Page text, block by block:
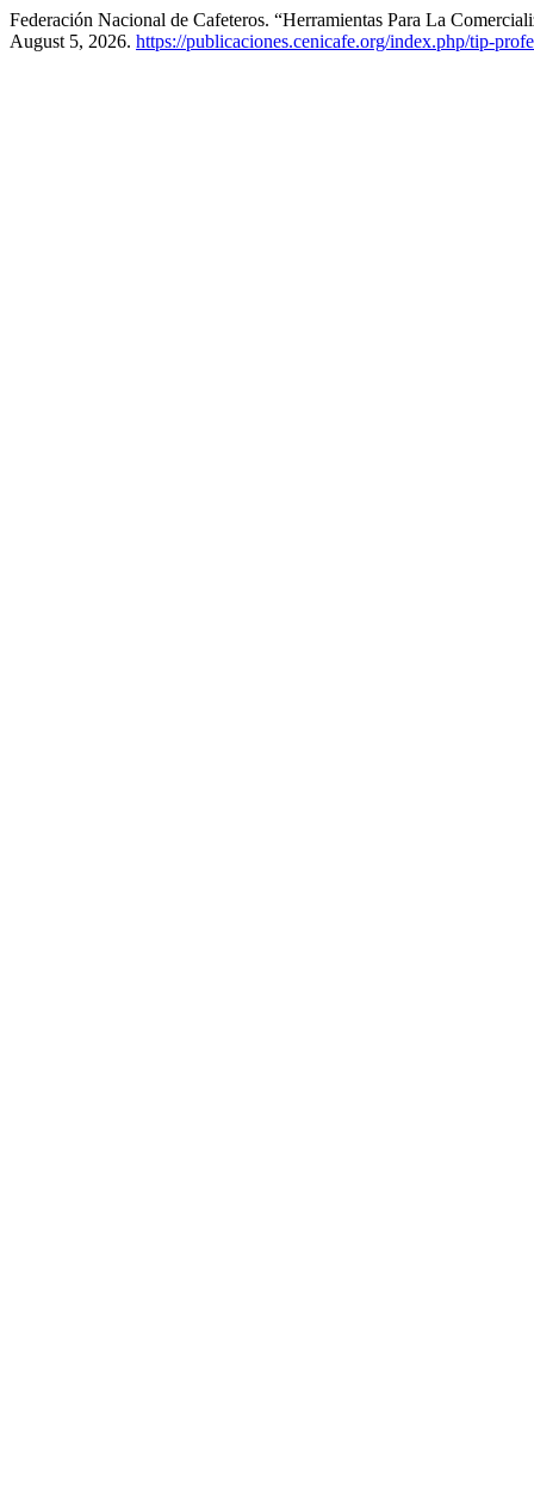
Federación Nacional de Cafeteros. “Herramientas Para La
August 5, 2026. https://publicaciones.cenicafe.org/index.php/tip-